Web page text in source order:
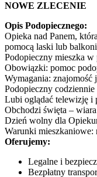
NOWE ZLECENIE
Opis Podopiecznego:
Opieka nad Panem,
pomocą laski lub
Podopieczny mieszka w
Obowiązki: pomoc
Wymagania: znajomość
Podopieczny
Lubi oglądać telewizję i
Obchodzi święta –
Dzień wolny dla
Warunki mieszkaniowe:
Oferujemy:
Legalne i
Bezpłatny